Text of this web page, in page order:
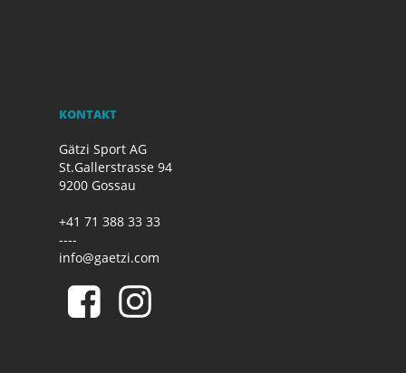
KONTAKT
Gätzi Sport AG
St.Gallerstrasse 94
9200 Gossau
+41 71 388 33 33
----
info@gaetzi.com